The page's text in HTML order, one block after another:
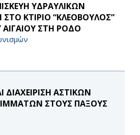
ΥΔΡΑΥΛΙΚΩΝ
ΚΤΙΡΙΟ “ΚΛΕΟΒΟΥΛΟΣ”
ΣΤΗ ΡΟΔΟ
ΑΣΤΙΚΩΝ
ΣΤΟΥΣ ΠΑΞΟΥΣ